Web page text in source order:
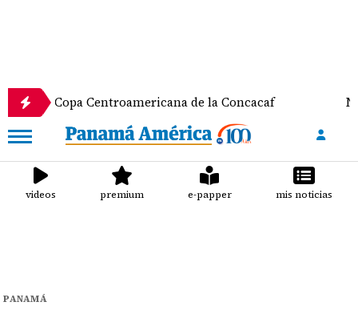
Centroamericana de la Concacaf Nathalee
videos premium e-papper mis noticias
PANAMÁ